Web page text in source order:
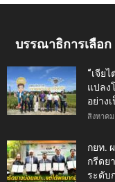
บรรณาธิการเลือก
“เจีย
แปลง
อย่าง
สิงหาค
กยท.
กรีดย
ระดับ